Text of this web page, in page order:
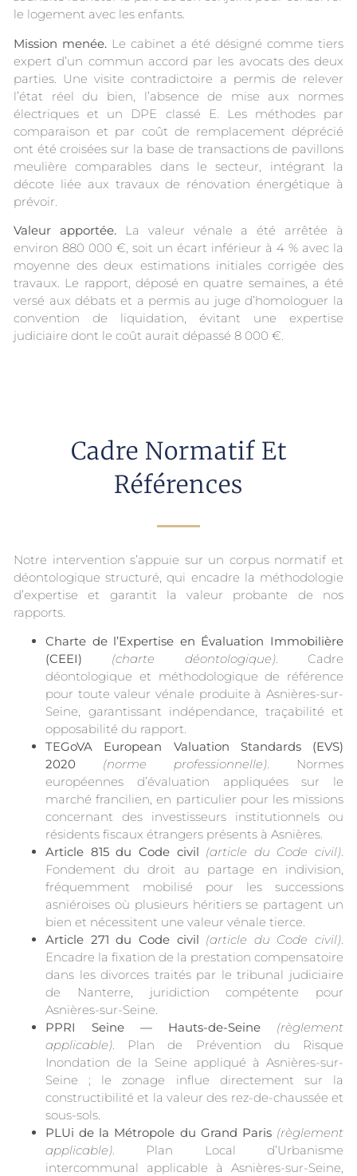
le logement avec les enfants.
Mission menée. Le cabinet a été désigné comme tiers
expert d’un commun accord par les avocats des deux
parties. Une visite contradictoire a permis de relever
l’état réel du bien, l’absence de mise aux normes
électriques et un DPE classé E. Les méthodes par
comparaison et par coût de remplacement déprécié
ont été croisées sur la base de transactions de pavillons
meulière comparables dans le secteur, intégrant la
décote liée aux travaux de rénovation énergétique à
prévoir.
Valeur apportée.La valeur vénale a été arrêtée à
environ 880 000 €, soit un écart inférieur à 4 % avec la
moyenne des deux estimations initiales corrigée des
travaux. Le rapport, déposé en quatre semaines, a été
versé aux débats et a permis au juge d’homologuer la
convention de liquidation, évitant une expertise
judiciaire dont le coût aurait dépassé 8 000 €.
Cadre Normatif Et
Références
Notre intervention s’appuie sur un corpus normatif et
déontologique structuré, qui encadre la méthodologie
d’expertise et garantit la valeur probante de nos
rapports.
Charte de l’Expertise en Évaluation Immobilière
(CEEI)
(charte déontologique). Cadre
déontologique et méthodologique de référence
pour toute valeur vénale produite à Asnières-sur-
Seine, garantissant indépendance, traçabilité et
opposabilité du rapport.
TEGoVA European Valuation Standards (EVS)
2020
(norme professionnelle). Normes
européennes d’évaluation appliquées sur le
marché francilien, en particulier pour les missions
concernant des investisseurs institutionnels ou
résidents fiscaux étrangers présents à Asnières.
Article 815 du Code civil (article du Code civil).
Fondement du droit au partage en indivision,
fréquemment mobilisé pour les successions
asniéroises où plusieurs héritiers se partagent un
bien et nécessitent une valeur vénale tierce.
Article 271 du Code civil (article du Code civil).
Encadre la fixation de la prestation compensatoire
dans les divorces traités par le tribunal judiciaire
de Nanterre, juridiction compétente pour
Asnières-sur-Seine.
PPRI Seine — Hauts-de-Seine
(règlement
applicable). Plan de Prévention du Risque
Inondation de la Seine appliqué à Asnières-sur-
Seine ; le zonage influe directement sur la
constructibilité et la valeur des rez-de-chaussée et
sous-sols.
PLUi de la Métropole du Grand Paris (règlement
applicable). Plan Local d’Urbanisme
intercommunal applicable à Asnières-sur-Seine,